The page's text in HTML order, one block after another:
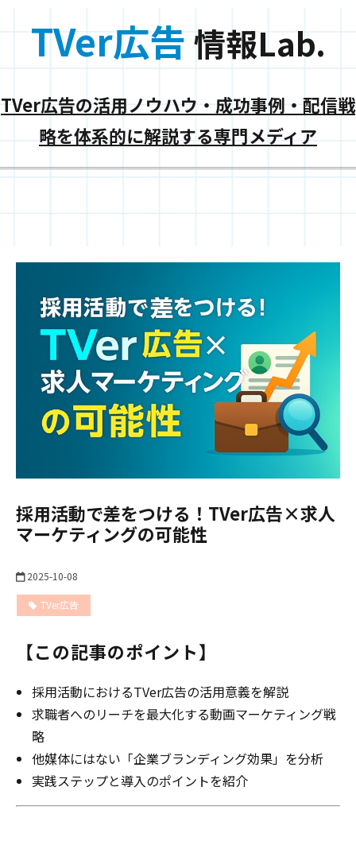
TVer広告 情報Lab.
TVer広告の活用ノウハウ・成功事例・配信戦
略を体系的に解説する専門メディア
採用活動で差をつける！TVer広告×求人
マーケティングの可能性
2025-10-08
TVer広告
【この記事のポイント】
採用活動におけるTVer広告の活用意義を解説
求職者へのリーチを最大化する動画マーケティング戦
略
他媒体にはない「企業ブランディング効果」を分析
実践ステップと導入のポイントを紹介